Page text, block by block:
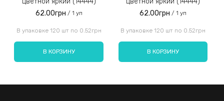
62.00грн / 1 уп
В упаковке 120 шт по 0.52грн
В КОРЗИНУ
62.00грн / 1 уп
В упаковке 120 шт по 0.52грн
В КОРЗИНУ